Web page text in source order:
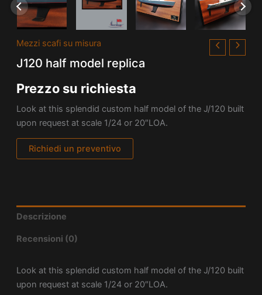
Mezzi scafi su misura
J120 half model replica
Prezzo su richiesta
Look at this splendid custom half model of the J/120 built
upon request at scale 1/24 or 20″LOA.
Richiedi un preventivo
Descrizione
Recensioni (0)
Look at this splendid custom half model of the J/120 built
upon request at scale 1/24 or 20″LOA.